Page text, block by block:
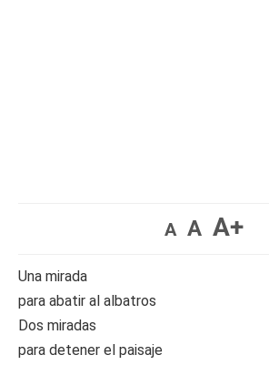
A A A+
Una mirada
para abatir al albatros
Dos miradas
para detener el paisaje